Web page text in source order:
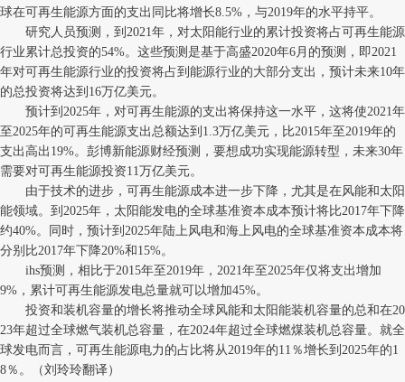
球在可再生能源方面的支出同比将增长8.5%，与2019年的水平持平。
研究人员预测，到2021年，对太阳能行业的累计投资将占可再生能源
行业累计总投资的54%。这些预测是基于高盛2020年6月的预测，即2021
年对可再生能源行业的投资将占到能源行业的大部分支出，预计未来10年
的总投资将达到16万亿美元。
预计到2025年，对可再生能源的支出将保持这一水平，这将使2021年
至2025年的可再生能源支出总额达到1.3万亿美元，比2015年至2019年的
支出高出19%。彭博新能源财经预测，要想成功实现能源转型，未来30年
需要对可再生能源投资11万亿美元。
由于技术的进步，可再生能源成本进一步下降，尤其是在风能和太阳
能领域。到2025年，太阳能发电的全球基准资本成本预计将比2017年下降
约40%。同时，预计到2025年陆上风电和海上风电的全球基准资本成本将
分别比2017年下降20%和15%。
ihs预测，相比于2015年至2019年，2021年至2025年仅将支出增加
9%，累计可再生能源发电总量就可以增加45%。
投资和装机容量的增长将推动全球风能和太阳能装机容量的总和在20
23年超过全球燃气装机总容量，在2024年超过全球燃煤装机总容量。就全
球发电而言，可再生能源电力的占比将从2019年的11％增长到2025年的1
8％。（刘玲玲翻译）